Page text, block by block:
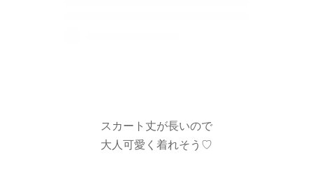
スカート丈が長いので
大人可愛く着れそう♡